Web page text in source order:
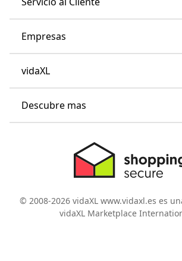
Empresas
vidaXL
Descubre mas
© 2008-2026 vidaXL www.vidaxl.es es
vidaXL Marketplace